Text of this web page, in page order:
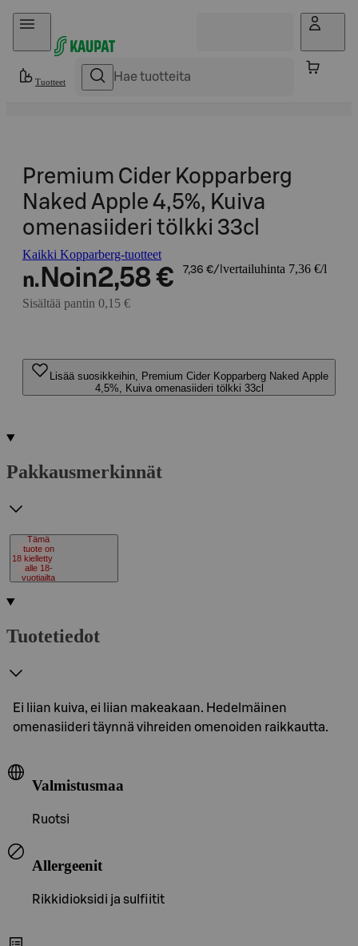
Hyppää sisältöön
Tuotteet
Premium Cider Kopparberg
Naked Apple 4,5%, Kuiva
omenasiideri tölkki 33cl
Kaikki Kopparberg-tuotteet
n. Noin2,58 € 7,36 €/l vertailuhinta 7,36 €/l
Sisältää pantin 0,15 €
Lisää suosikkeihin, Premium Cider Kopparberg Naked Apple
4,5%, Kuiva omenasiideri tölkki 33cl
Pakkausmerkinnät
18
Tämä
tuote on
kielletty
alle 18-
vuotiailta
Tuotetiedot
Ei liian kuiva, ei liian makeakaan. Hedelmäinen
omenasiideri täynnä vihreiden omenoiden raikkautta.
Valmistusmaa
Ruotsi
Allergeenit
Rikkidioksidi ja sulfiitit